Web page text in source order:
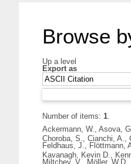
Browse
Up a level
Export as
Number of items: 1.
Ackermann, W., Asova,
Choroba, S., Cianchi, A.,
Feldhaus, J., Flöttmann,
Kavanagh, Kevin D.,
Miltchev, V., Möller, W.D.,